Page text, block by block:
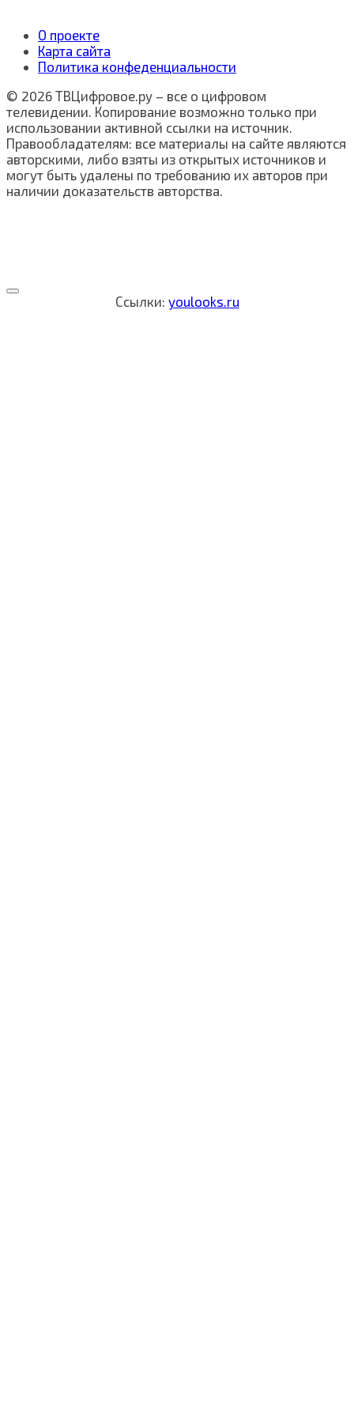
О проекте
Карта сайта
Политика конфеденциальности
© 2026 ТВЦифровое.ру – все о цифровом
телевидении. Копирование возможно только при
использовании активной ссылки на источник.
Правообладателям: все материалы на сайте являются
авторскими, либо взяты из открытых источников и
могут быть удалены по требованию их авторов при
наличии доказательств авторства.
Ссылки: youlooks.ru